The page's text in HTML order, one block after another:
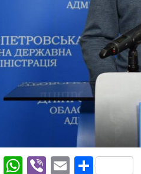
Twitter
WhatsApp
ViberEmail